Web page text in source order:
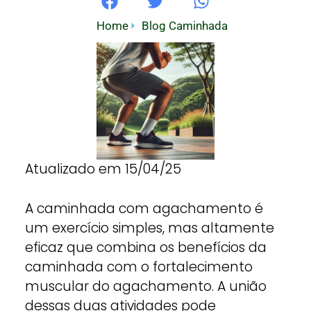
Home Blog Caminhada
Atualizado em 15/04/25
A caminhada com agachamento é
um exercício simples, mas altamente
eficaz que combina os benefícios da
caminhada com o fortalecimento
muscular do agachamento. A união
dessas duas atividades pode